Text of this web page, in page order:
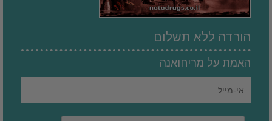
הורדה ללא תשלום
האמת על מריחואנה